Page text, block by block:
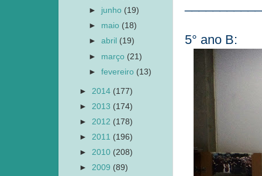
5° ano B:
► junho (19)
► maio (18)
►abril (19)
► março (21)
►fevereiro (13)
► 2014 (177)
► 2013 (174)
► 2012 (178)
► 2011 (196)
► 2010 (208)
► 2009 (89)